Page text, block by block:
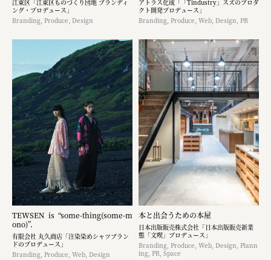
江東区「江東区ものづくり団地 ブランディ
ング・プロデュース」
Branding, Produce, Design
アトラス化成「「Tindustry」スズのプロダ
クト開発プロデュース」
Branding, Produce, Web, Design, PR
TEWSEN is “some-thing(some-m
ono)”.
有限会社 丸久商店「注染染めシャツブラン
ドのプロデュース」
Branding, Produce, Web, Design
本と出会うための本屋
日本出版販売株式会社「日本出版販売新業
態「文喫」プロデュース」
Branding, Produce, Web, Design, Plann
ing, PR, Space